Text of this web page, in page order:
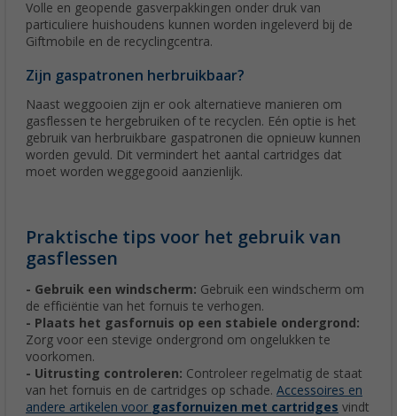
Volle en geopende gasverpakkingen onder druk van
particuliere huishoudens kunnen worden ingeleverd bij de
Giftmobile en de recyclingcentra.
Zijn gaspatronen herbruikbaar?
Naast weggooien zijn er ook alternatieve manieren om
gasflessen te hergebruiken of te recyclen. Eén optie is het
gebruik van herbruikbare gaspatronen die opnieuw kunnen
worden gevuld. Dit vermindert het aantal cartridges dat
moet worden weggegooid aanzienlijk.
Praktische tips voor het gebruik van
gasflessen
- Gebruik een windscherm: Gebruik een windscherm om
de efficiëntie van het fornuis te verhogen.
- Plaats het gasfornuis op een stabiele ondergrond:
Zorg voor een stevige ondergrond om ongelukken te
voorkomen.
- Uitrusting controleren: Controleer regelmatig de staat
van het fornuis en de cartridges op schade. Accessoires en
andere artikelen voor gasfornuizen met cartridges vindt